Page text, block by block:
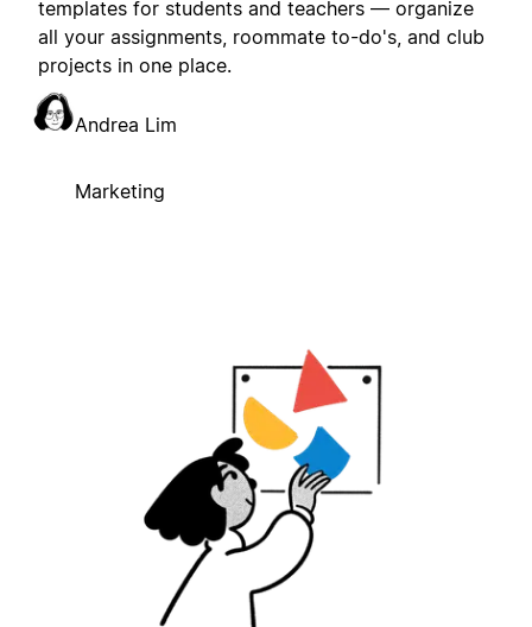
templates for students and teachers — organize
all your assignments, roommate to-do's, and club
projects in one place.
Andrea Lim
Marketing